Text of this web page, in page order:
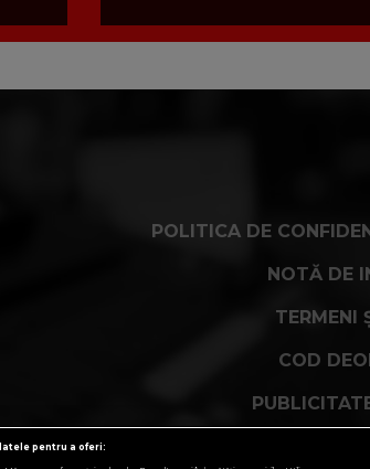
POLITICA DE
NOTĂ DE
TERMENI
COD
pentru a oferi: